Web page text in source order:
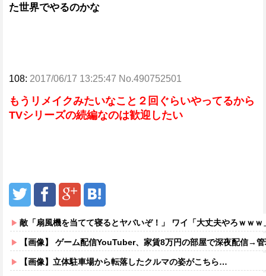
た世界でやるのかな
108: 2017/06/17 13:25:47 No.490752501
もうリメイクみたいなこと２回ぐらいやってるから
TVシリーズの続編なのは歓迎したい
敵「扇風機を当てて寝るとヤバいぞ！」 ワイ「大丈夫やろｗｗｗ
【画像】 ゲーム配信YouTuber、家賃8万円の部屋で深夜配信→管理会社
【画像】立体駐車場から転落したクルマの姿がこちら…